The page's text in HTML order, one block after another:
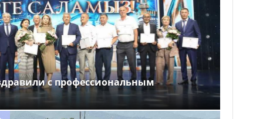
с профессиональным